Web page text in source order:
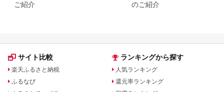
ご紹介
のご紹介
サイト比較
楽天ふるさと納税
ふるなび
ランキングから探す
人気ランキング
還元率ランキング